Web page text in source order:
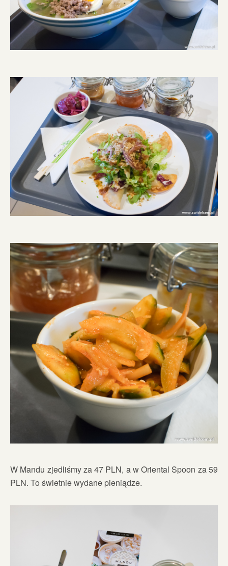
W Mandu zjedliśmy za 47 PLN, a w Oriental Spoon za 59
PLN. To świetnie wydane pieniądze.